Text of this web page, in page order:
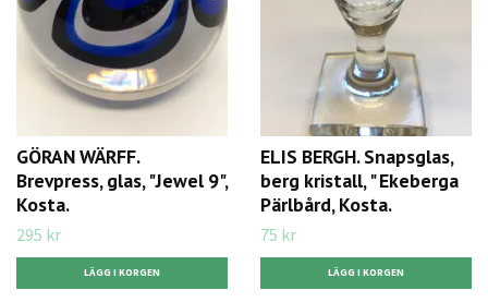
GÖRAN WÄRFF.
Brevpress, glas, "Jewel 9",
Kosta.
295 kr
ELIS BERGH. Snapsglas,
berg kristall, " Ekeberga
Pärlbård, Kosta.
75 kr